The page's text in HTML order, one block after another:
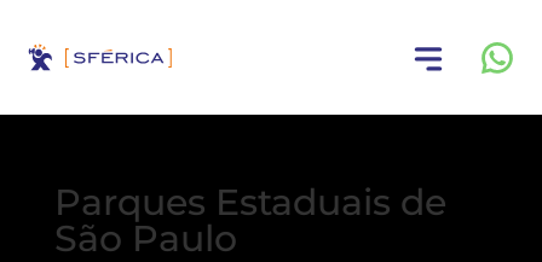
Parques Estaduais de
São Paulo